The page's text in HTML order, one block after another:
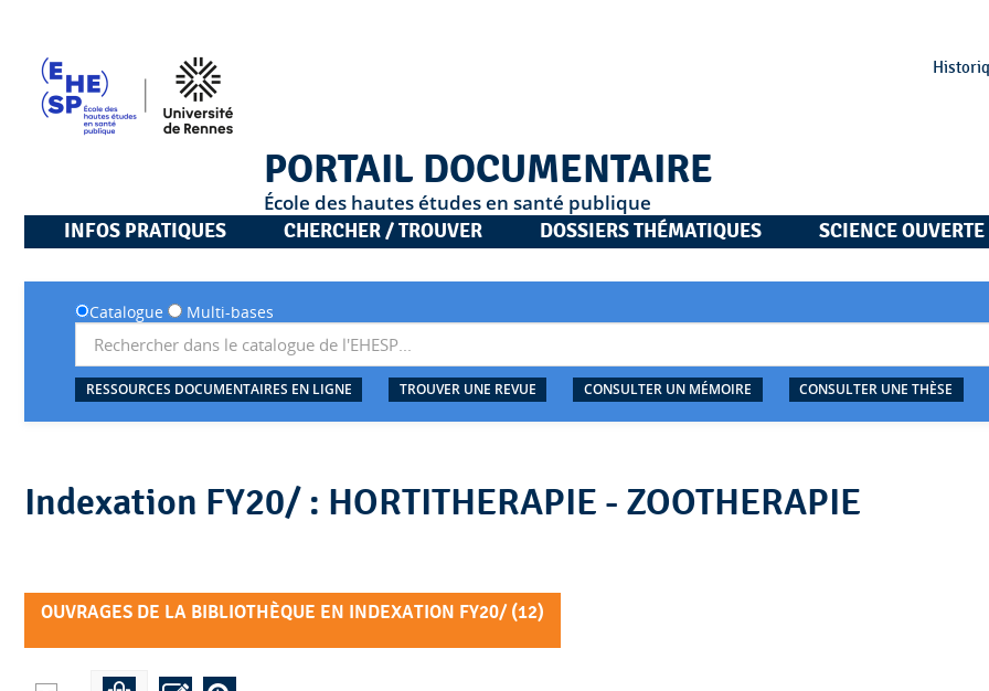
PORTAIL DOCUMENTAIRE
École des hautes études en santé publique
INFOS PRATIQUES
CHERCHER / TROUVER DOSSIERS THÉMATIQUES SCIENCE OUVERTE
Catalogue Multi-bases
RESSOURCES DOCUMENTAIRES EN LIGNE TROUVER UNE REVUE CONSULTER UN MÉMOIRE CONSULTER UNE THÈSE
Indexation FY20/ : HORTITHERAPIE - ZOOTHERAPIE
OUVRAGES DE LA BIBLIOTHÈQUE EN INDEXATION FY20/ (12)